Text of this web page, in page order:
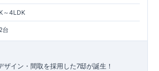
の他に近くにある同仕様の完成物件をご案内
～4LDK
台
ザイン・間取を採用した7邸が誕生！